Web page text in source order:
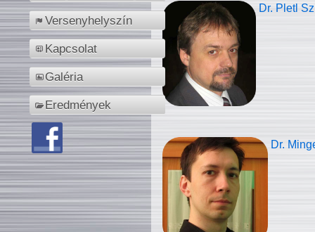
Versenyhelyszín
Kapcsolat
Galéria
Eredmények
Dr. Pletl
Dr.